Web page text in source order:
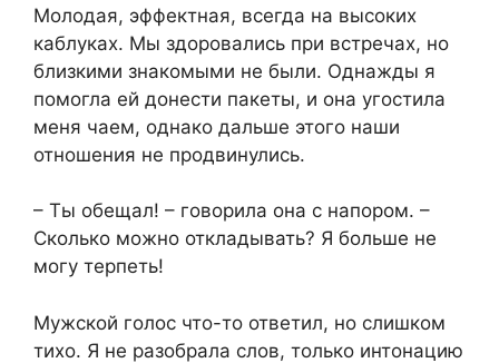
Молодая, эффектная, всегда на высоких
каблуках. Мы здоровались при встречах, но
близкими знакомыми не были. Однажды я
помогла ей донести пакеты, и она угостила
меня чаем, однако дальше этого наши
отношения не продвинулись.
– Ты обещал! – говорила она с напором. –
Сколько можно откладывать? Я больше не
могу терпеть!
Мужской голос что-то ответил, но слишком
тихо. Я не разобрала слов, только интонацию